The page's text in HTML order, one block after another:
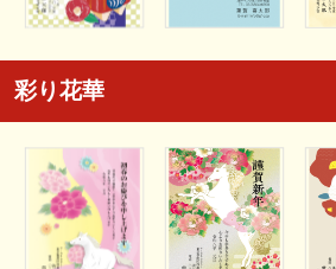
彩り花華